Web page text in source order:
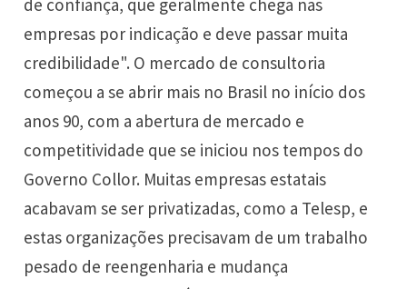
de confiança, que geralmente chega nas
empresas por indicação e deve passar muita
credibilidade". O mercado de consultoria
começou a se abrir mais no Brasil no início dos
anos 90, com a abertura de mercado e
competitividade que se iniciou nos tempos do
Governo Collor. Muitas empresas estatais
acabavam se ser privatizadas, como a Telesp, e
estas organizações precisavam de um trabalho
pesado de reengenharia e mudança